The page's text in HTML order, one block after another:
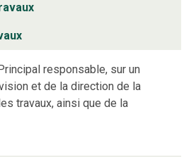
responsable, sur un
et de la direction de la
travaux, ainsi que de la